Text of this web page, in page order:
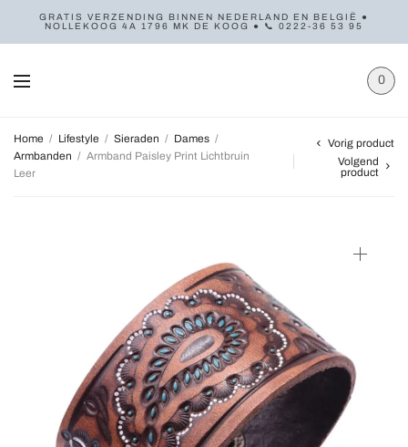
GRATIS VERZENDING BINNEN NEDERLAND EN BELGIË ●
NOLLEKOOG 4A 1796 MK DE KOOG ● 📞 0222-36 53 95
0
Home / Lifestyle / Sieraden / Dames /
Armbanden / Armband Paisley Print Lichtbruin
Leer
Vorig product
Volgend
product